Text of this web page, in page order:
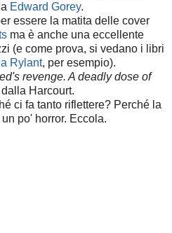
Edward Gorey.
essere la matita delle cover
ma è anche una eccellente
(e come prova, si vedano i libri
Rylant, per esempio).
revenge. A deadly dose of
Harcourt.
ci fa tanto riflettere? Perché la
po' horror. Eccola.